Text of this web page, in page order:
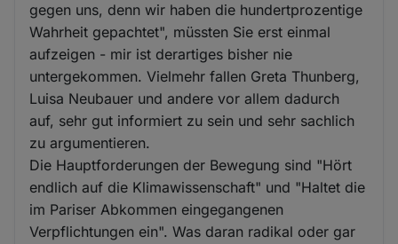
gegen uns, denn wir haben die hundertprozentige
Wahrheit gepachtet", müssten Sie erst einmal
aufzeigen - mir ist derartiges bisher nie
untergekommen. Vielmehr fallen Greta Thunberg,
Luisa Neubauer und andere vor allem dadurch
auf, sehr gut informiert zu sein und sehr sachlich
zu argumentieren.
Die Hauptforderungen der Bewegung sind "Hört
endlich auf die Klimawissenschaft" und "Haltet die
im Pariser Abkommen eingegangenen
Verpflichtungen ein". Was daran radikal oder gar